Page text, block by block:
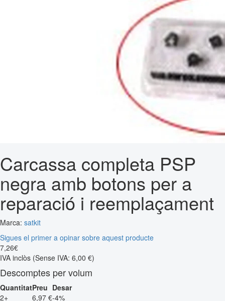
Carcassa completa PSP
negra amb botons per a
reparació i reemplaçament
Marca: satkit
Sigues el primer a opinar sobre aquest producte
7,26€
IVA inclòs (Sense IVA: 6,00 €)
Descomptes per volum
QuantitatPreu Desar
2+
6,97 €-4%